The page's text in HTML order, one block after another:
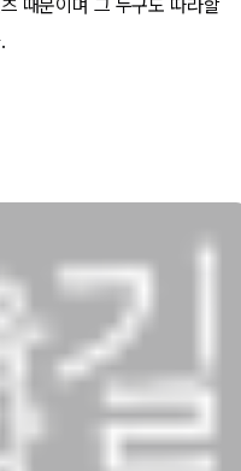
때문이며 그 누구도 따라할